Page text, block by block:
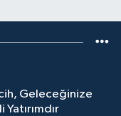
Geleceğinize
Yatırımdır